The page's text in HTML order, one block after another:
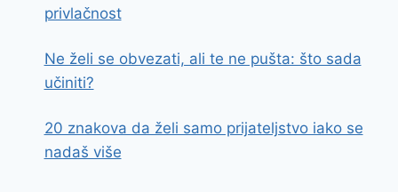
privlačnost
Ne želi se obvezati, ali te ne pušta: što sada
učiniti?
20 znakova da želi samo prijateljstvo iako se
nadaš više